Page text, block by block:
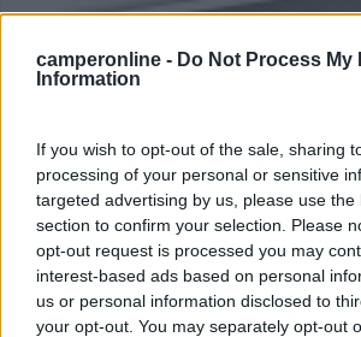
camperonline - Do Not Process My
Information
If you wish to opt-out of the sale, sharing
processing of your personal or sensitive
targeted advertising by us, please use the
section to confirm your selection. Please
opt-out request is processed you may
interest-based ads based on personal
us or personal information disclosed to
your opt-out. You may separately opt-out
Campeggio